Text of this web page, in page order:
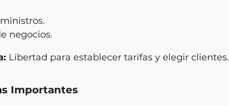
negocios.
Libertad para establecer tarifas y elegir clientes.
Importantes